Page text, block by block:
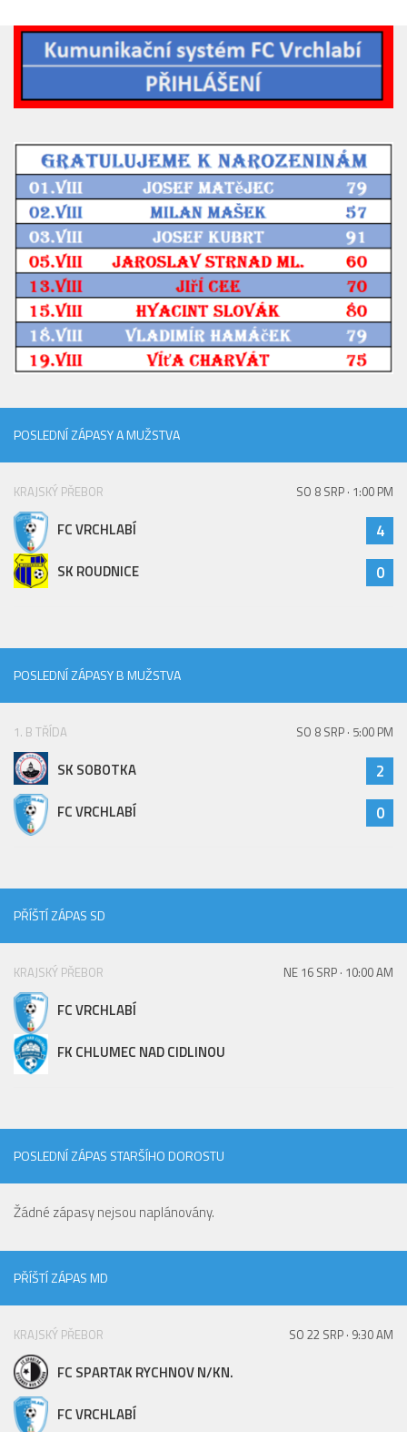
POSLEDNÍ ZÁPASY A MUŽSTVA
KRAJSKÝ PŘEBOR SO 8 SRP · 1:00 PM
FC VRCHLABÍ 4
SK ROUDNICE 0
POSLEDNÍ ZÁPASY B MUŽSTVA
1. B TŘÍDA SO 8 SRP · 5:00 PM
SK SOBOTKA 2
FC VRCHLABÍ 0
PŘÍŠTÍ ZÁPAS SD
KRAJSKÝ PŘEBOR NE 16 SRP · 10:00 AM
FC VRCHLABÍ
FK CHLUMEC NAD CIDLINOU
POSLEDNÍ ZÁPAS STARŠÍHO DOROSTU
Žádné zápasy nejsou naplánovány.
PŘÍŠTÍ ZÁPAS MD
KRAJSKÝ PŘEBOR SO 22 SRP · 9:30 AM
FC SPARTAK RYCHNOV N/KN.
FC VRCHLABÍ